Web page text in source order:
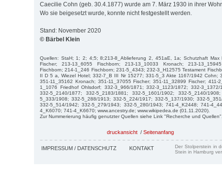
Caecilie Cohn (geb. 30.4.1877) wurde am 7. März 1930 in ihrer
Wo sie beigesetzt wurde, konnte nicht festgestellt werden.
Stand: November 2020
© Bärbel Klein
Quellen: StaH; 1; 2; 4;5; 8;213-8_Ablieferung 2, 451aE, 1a; Schutzhaft Max
Fischer; 213-13_6055 Fischborn; 213-13_10033 Kronach; 213-
Fischborn; 214-1_246 Fischborn; 231-5_4343; 232-3_H12575 Testament
II D 5 a, Wiezel Hotel; 332-7_B III Nr 15277; 331-5_3 Akte 1167/1942 Cohn;
351-11_35162 Kronach; 351-11_37055 Fischer; 351-11_32899 Fischer; 411-
1_1076 Friedhof Ohlsdorf; 332-3_966/1871; 332-3_1123/1872; 332-3_1372/
332-5_2140/1877; 332-5_2183/1881; 332-5_1601/1902; 332-5_2140/
5_333/1908; 332-5_288/1913; 332-5_224/1917; 332-5_137/1930; 332-
332-5_514/1942; 332-5_279/1943; 332-5_280/1943; 741-4_K2448; 741-
4_K6070; 741-4_K6670; www.ancestry.de; www.wikipedea.de (01.11.2020).
Zur Nummerierung häufig genutzter Quellen siehe Link "Recherche und Quellen".
druckansicht / Seitenanfang
IMPRESSUM / DATENSCHUTZ KONTAKT
Der Stolperstein in
Stein in Hamburg